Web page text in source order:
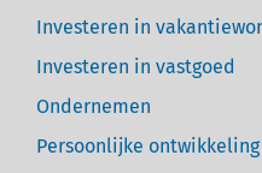
Investeren in
Investeren in vastgoed
Ondernemen
Persoonlijke ontwikkeling